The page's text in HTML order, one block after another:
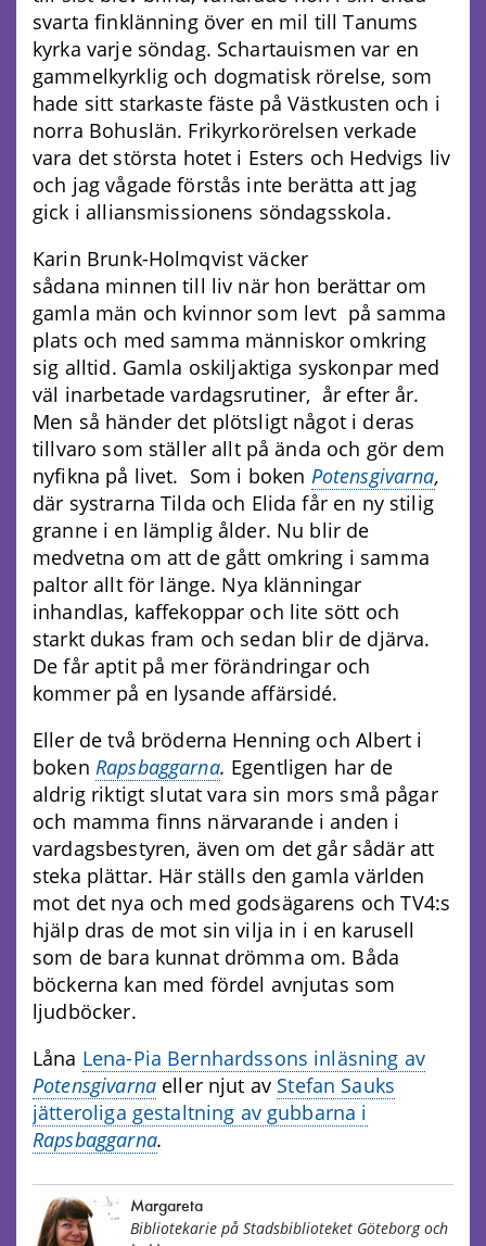
svarta finklänning över en mil till Tanums
kyrka varje söndag. Schartauismen var en
gammelkyrklig och dogmatisk rörelse, som
hade sitt starkaste fäste på Västkusten och i
norra Bohuslän. Frikyrkorörelsen verkade
vara det största hotet i Esters och Hedvigs liv
och jag vågade förstås inte berätta att jag
gick i alliansmissionens söndagsskola.
Karin Brunk-Holmqvist väcker
sådana minnen till liv när hon berättar om
gamla män och kvinnor som levt på samma
plats och med samma människor omkring
sig alltid. Gamla oskiljaktiga syskonpar med
väl inarbetade vardagsrutiner, år efter år.
Men så händer det plötsligt något i deras
tillvaro som ställer allt på ända och gör dem
nyfikna på livet. Som i boken Potensgivarna,
där systrarna Tilda och Elida får en ny stilig
granne i en lämplig ålder. Nu blir de
medvetna om att de gått omkring i samma
paltor allt för länge. Nya klänningar
inhandlas, kaffekoppar och lite sött och
starkt dukas fram och sedan blir de djärva.
De får aptit på mer förändringar och
kommer på en lysande affärsidé.
Eller de två bröderna Henning och Albert i
boken Rapsbaggarna. Egentligen har de
aldrig riktigt slutat vara sin mors små pågar
och mamma finns närvarande i anden i
vardagsbestyren, även om det går sådär att
steka plättar. Här ställs den gamla världen
mot det nya och med godsägarens och TV4:s
hjälp dras de mot sin vilja in i en karusell
som de bara kunnat drömma om. Båda
böckerna kan med fördel avnjutas som
ljudböcker.
Låna Lena-Pia Bernhardssons inläsning av
Potensgivarnaeller njut av Stefan Sauks
jätteroliga gestaltning av gubbarna i
Rapsbaggarna.
Margareta
Bibliotekarie på Stadsbiblioteket Göteborg och